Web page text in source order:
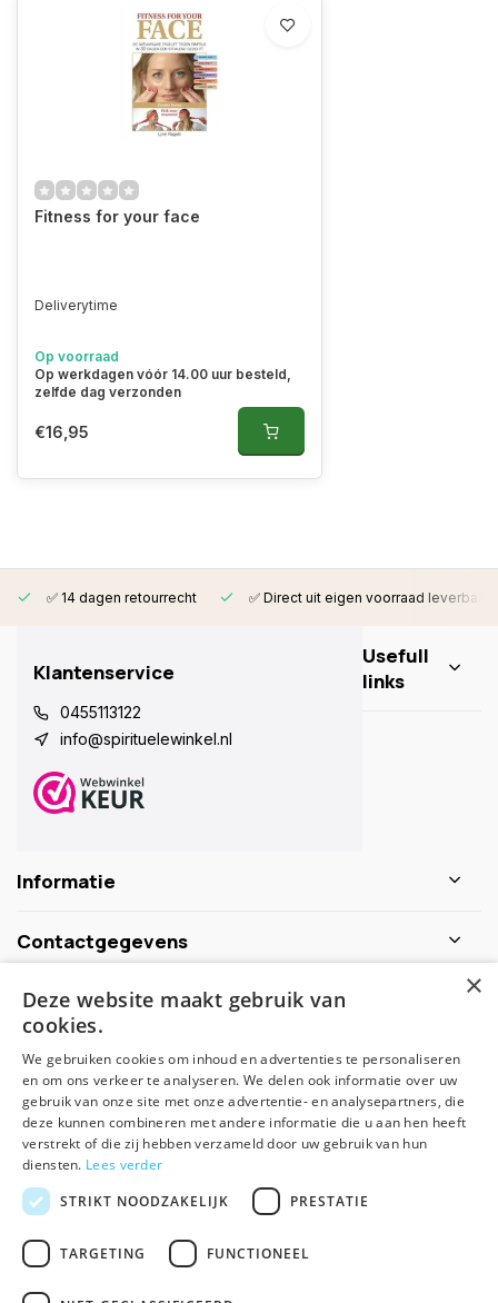
Fitness for your face
Deliverytime
Op voorraad
Op werkdagen vóór 14.00 uur besteld,
zelfde dag verzonden
€16,95
✅ 14 dagen retourrecht ✅ Direct uit eigen voorraad leverbaar
Klantenservice
0455113122
info@spirituelewinkel.nl
Usefull
links
Informatie
Contactgegevens
Schijf je nu in voor de nieuwsbrief
Abonneer
×
Deze website maakt gebruik van
cookies.
We gebruiken cookies om inhoud en advertenties te personaliseren
en om ons verkeer te analyseren. We delen ook informatie over uw
gebruik van onze site met onze advertentie- en analysepartners, die
deze kunnen combineren met andere informatie die u aan hen heeft
verstrekt of die zij hebben verzameld door uw gebruik van hun
diensten. Lees verder
STRIKT NOODZAKELIJK
PRESTATIE
TARGETING FUNCTIONEEL